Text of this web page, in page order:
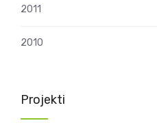
2011
2010
Projekti